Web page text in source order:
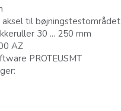
til bøjningstestområdet
30 ... 250 mm
AZ
PROTEUSMT